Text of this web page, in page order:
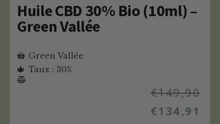
Huile CBD 30% Bio (10ml) –
Green Vallée
Green Vallée
Taux : 30%
€149,90
€134,91